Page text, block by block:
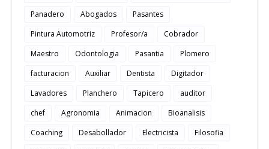
Panadero
Abogados
Pasantes
Pintura Automotriz
Profesor/a
Cobrador
Maestro
Odontologia Pasantia
Plomero
facturacion
Auxiliar Dentista
Digitador
Lavadores
Planchero Tapicero
auditor
chef
Agronomia Animacion
Bioanalisis
Coaching
Desabollador Electricista
Filosofia